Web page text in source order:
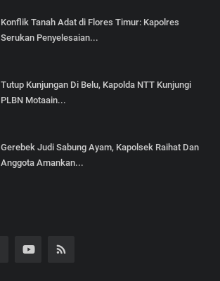
Konflik Tanah Adat di Flores Timur: Kapolres
Serukan Penyelesaian...
Tutup Kunjungan Di Belu, Kapolda NTT Kunjungi
PLBN Motaain...
Gerebek Judi Sabung Ayam, Kapolsek Raihat Dan
Anggota Amankan...